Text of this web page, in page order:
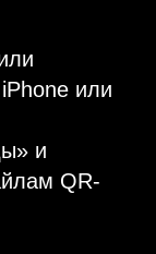
или
и
QR-